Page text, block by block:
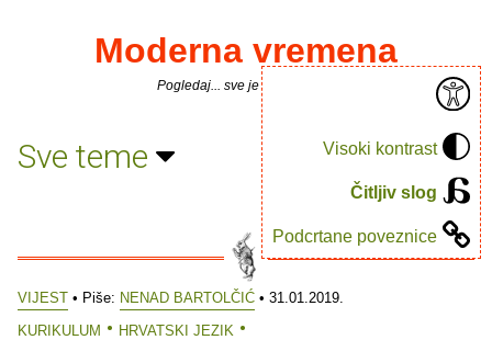
Visoki kontrast
Čitljiv slog
Podcrtane poveznice
Moderna vremena
Pogledaj... sve je puno knjiga.
Sve teme
VIJEST • Piše: NENAD BARTOLČIĆ • 31.01.2019.
KURIKULUM
HRVATSKI JEZIK